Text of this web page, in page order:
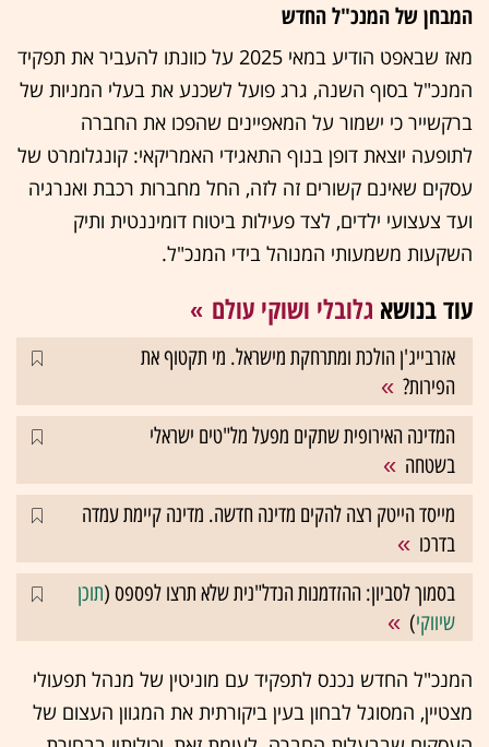
המבחן של המנכ"ל החדש
מאז שבאפט הודיע במאי 2025 על כוונתו להעביר את תפקיד
המנכ"ל בסוף השנה, גרג פועל לשכנע את בעלי המניות של
ברקשייר כי ישמור על המאפיינים שהפכו את החברה
לתופעה יוצאת דופן בנוף התאגידי האמריקאי: קונגלומרט של
עסקים שאינם קשורים זה לזה, החל מחברות רכבת ואנרגיה
ועד צעצועי ילדים, לצד פעילות ביטוח דומיננטית ותיק
השקעות משמעותי המנוהל בידי המנכ"ל.
עוד בנושא גלובלי ושוקי עולם
אזרבייג'ן הולכת ומתרחקת מישראל. מי תקטוף את
הפירות?
המדינה האירופית שתקים מפעל מל"טים ישראלי
בשטחה
מייסד הייטק רצה להקים מדינה חדשה. מדינה קיימת עמדה
בדרכו
בסמוך לסביון: ההזדמנות הנדל"נית שלא תרצו לפספס (תוכן
שיווקי)
המנכ"ל החדש נכנס לתפקיד עם מוניטין של מנהל תפעולי
מצטיין, המסוגל לבחון בעין ביקורתית את המגוון העצום של